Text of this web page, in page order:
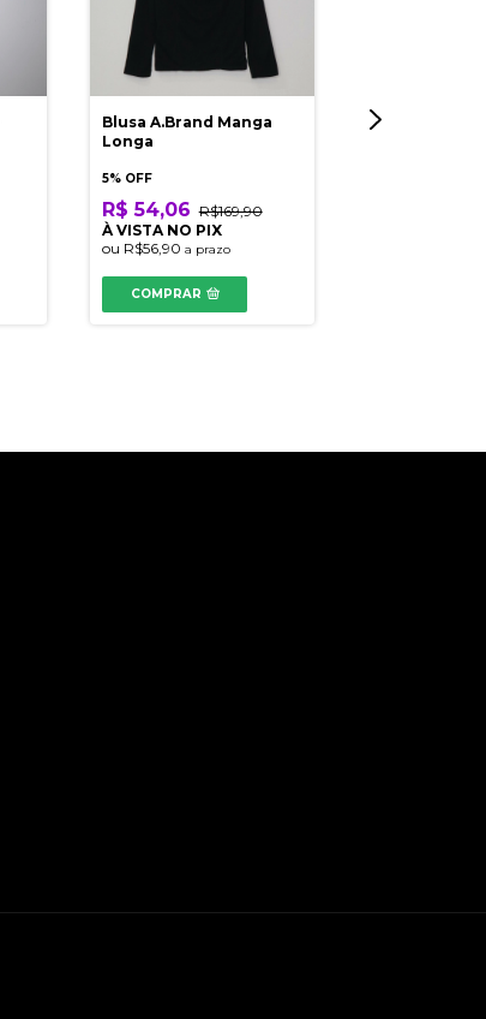
Blusa A.Brand Manga
Longa
5% OFF
R$ 54,06 R$169,90
À VISTA NO PIX
ou R$56,90 a prazo
COMPRAR
Cropped